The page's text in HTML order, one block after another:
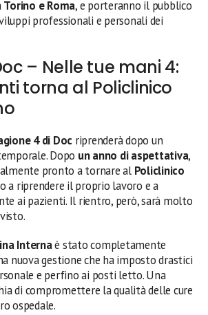
Torino e Roma, e porteranno il pubblico
professionali e personali dei
– Nelle tue mani 4:
torna al Policlinico
4 di Doc riprenderà dopo un
Dopo un anno di aspettativa,
pronto a tornare al Policlinico
a riprendere il proprio lavoro e a
ai pazienti. Il rientro, però, sarà molto
Internaè stato completamente
nuova gestione che ha imposto drastici
e perfino ai posti letto. Una
di compromettere la qualità delle cure
ospedale.